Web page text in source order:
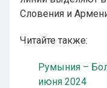
Словения и
Читайте также:
Румыния –
июня 2024